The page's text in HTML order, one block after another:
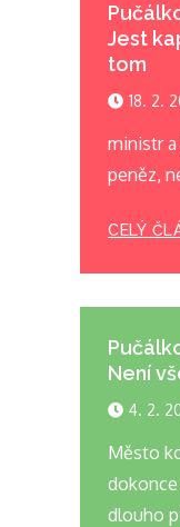
Jest
tom
18. 2.
ministr
peněz,
CELÝ
Není
4. 2.
Město
dokonce
dlouho